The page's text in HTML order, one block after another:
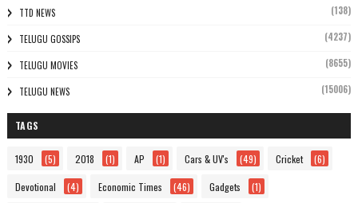
TTD NEWS (138)
TELUGU GOSSIPS (4237)
TELUGU MOVIES (8655)
TELUGU NEWS (15006)
TAGS
1930 (5) 2018 (1) AP (1) Cars & UV's (49) Cricket (6)
Devotional (4) Economic Times (46) Gadgets (1)